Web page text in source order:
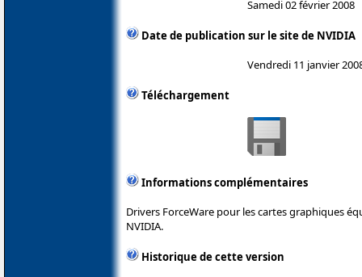
Samedi 02 février 2008
Date de publication sur le site de NVIDIA
Vendredi 11 janvier
Téléchargement
Informations complémentaires
Drivers ForceWare pour les cartes graphiques
NVIDIA.
Historique de cette version